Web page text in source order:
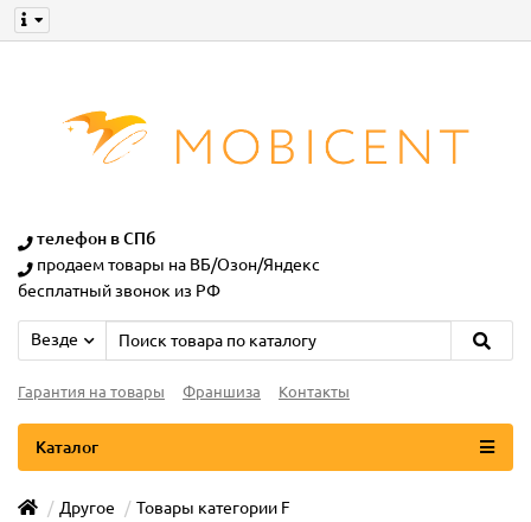
телефон в СПб
продаем товары на ВБ/Озон/Яндекс
бесплатный звонок из РФ
Везде
Гарантия на товары Франшиза Контакты
Каталог
Другое
Товары категории F